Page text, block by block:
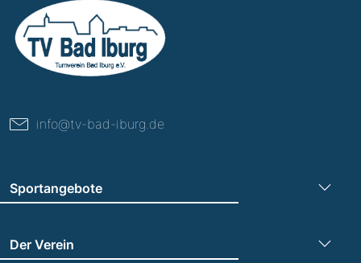
info@tv-bad-iburg.de
Sportangebote
Leichtathletik
Der Verein